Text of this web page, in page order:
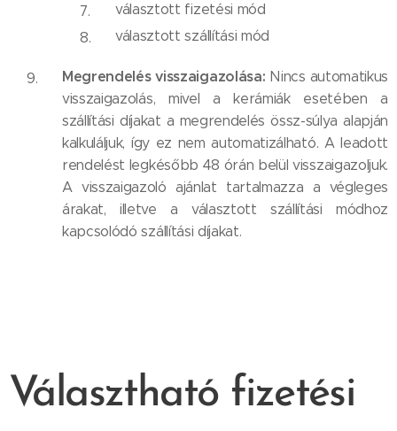
választott fizetési mód
választott szállítási mód
Megrendelés visszaigazolása: Nincs automatikus
visszaigazolás, mivel a kerámiák esetében a
szállítási díjakat a megrendelés össz-súlya alapján
kalkuláljuk, így ez nem automatizálható. A leadott
rendelést legkésőbb 48 órán belül visszaigazoljuk.
A visszaigazoló ajánlat tartalmazza a végleges
árakat, illetve a választott szállítási módhoz
kapcsolódó szállítási díjakat.
Választható fizetési